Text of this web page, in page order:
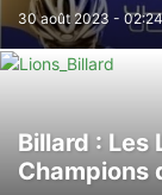
30 août 2023 - 02:24
Billard : Les
Champions